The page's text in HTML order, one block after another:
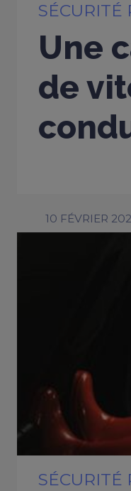
SÉCURITÉ
Une
de
10 FÉVRIER
SÉCURITÉ